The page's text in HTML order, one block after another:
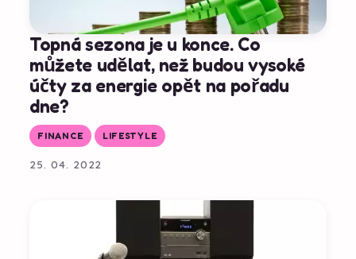
Topná sezona je u konce. Co
můžete udělat, než budou vysoké
účty za energie opět na pořadu
dne?
FINANCE LIFESTYLE
25. 04. 2022